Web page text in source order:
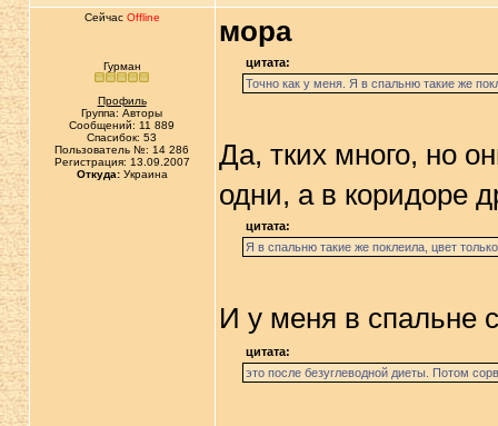
Сейчас Offline
Гурман
Профиль
Группа: Авторы
Сообщений: 11 889
Спасибок: 53
Пользователь №: 14 286
Регистрация: 13.09.2007
Откуда:Украина
мора
цитата:
Точно как у меня. Я в спальню такие же
Да, тких много, но
одни, а в коридоре
цитата:
Я в спальню такие же поклеила, цвет
И у меня в спальне
цитата:
это после безуглеводной диеты. Потом